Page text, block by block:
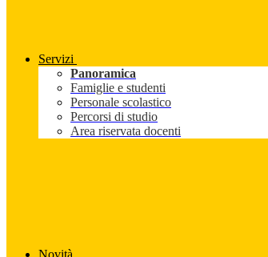
Servizi
Panoramica
Famiglie e studenti
Personale scolastico
Percorsi di studio
Area riservata docenti